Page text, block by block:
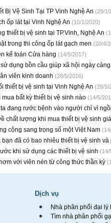
Bị Vệ Sinh Tại TP Vinh Nghệ An (29/
ốp lát tại Vinh Nghệ An (10/1/2020)
thiết bị vệ sinh tại TP.Vinh, Nghệ An
trong thi công ốp lát gạch men (20/4/
kế toán Cửa hàng (14/5/2017)
dụng bồn cầu giúp xã hội ngày
viên kinh doanh (28/5/2016)
thiết bị vệ sinh tại Vinh Nghệ An (28/5/
mua bất kỳ thiết bị vệ sinh nào (14/5/
đang rước bệnh vào người chỉ vì
chất lượng khi mua thiết bị vệ sinh
cộng sang trọng số một Việt Nam
bạn đã có bao nhiêu thiết bị vệ sinh
khi sử dụng các thiết bị vệ sinh (14/
với viên nén từ công thức thần kỳ
Dịch vụ
Nhà phân phối đại lý
Tìm nhà phân phối